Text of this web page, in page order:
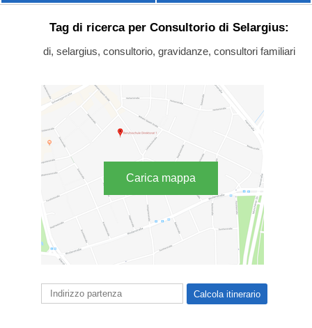
Tag di ricerca per Consultorio di Selargius:
di, selargius, consultorio, gravidanze, consultori familiari
Carica mappa